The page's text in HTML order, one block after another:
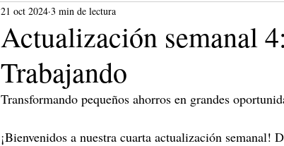
Actualización semanal
Trabajando
21 oct 2024 3 min de lectura
Transformando pequeños ahorros en grandes
¡Bienvenidos a nuestra cuarta actualización